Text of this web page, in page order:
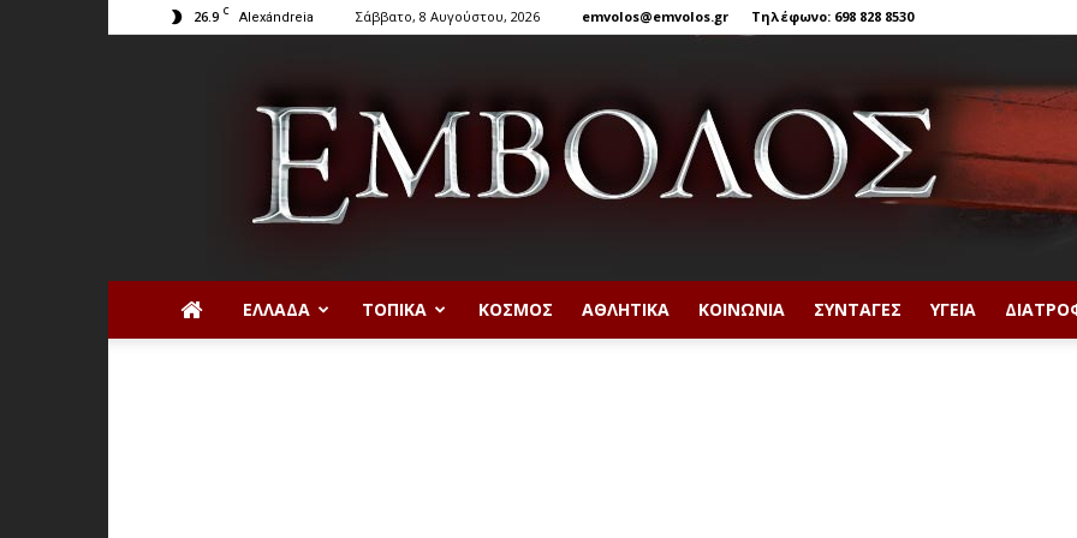
26.9 C Alexándreia Σάββατο, 8 Αυγούστου, 2026 emvolos@emvolos.gr Τηλέφωνο: 698 828 8530
ΕΛΛΆΔΑ ΤΟΠΙΚΆ ΚΌΣΜΟΣ ΑΘΛΗΤΙΚΆ ΚΟΙΝΩΝΊΑ ΣΥΝΤΑΓΈΣ ΥΓΕΊΑ